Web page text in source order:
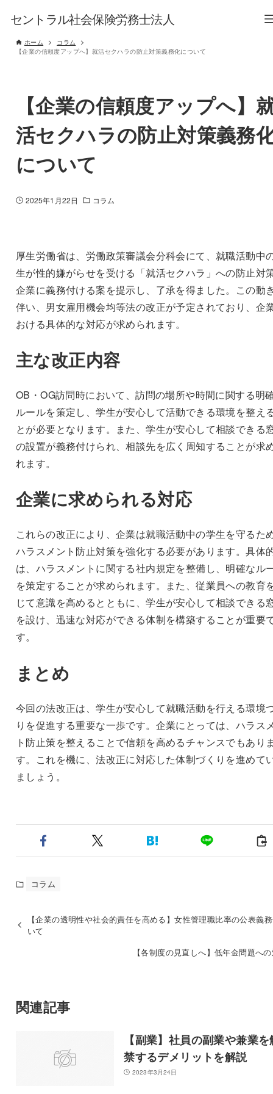
セントラル社会保険労務士法人
ホーム
コラム
【企業の信頼度アップへ】就活セクハラの防止対策義務化について
【企業の信頼度アップへ】
活セクハラの防止対策義務
について
2025年1月22日 コラム
厚生労働省は、労働政策審議会分科会にて、就職活動中
生が性的嫌がらせを受ける「就活セクハラ」への防止対
企業に義務付ける案を提示し、了承を得ました。この動
伴い、男女雇用機会均等法の改正が予定されており、企
おける具体的な対応が求められます。
主な改正内容
OB・OG訪問時において、訪問の場所や時間に関する明
ルールを策定し、学生が安心して活動できる環境を整え
とが必要となります。また、学生が安心して相談できる
の設置が義務付けられ、相談先を広く周知することが求
れます。
企業に求められる対応
これらの改正により、企業は就職活動中の学生を守るた
ハラスメント防止対策を強化する必要があります。具体
は、ハラスメントに関する社内規定を整備し、明確なル
を策定することが求められます。また、従業員への教育
じて意識を高めるとともに、学生が安心して相談できる
を設け、迅速な対応ができる体制を構築することが重要
す。
まとめ
今回の法改正は、学生が安心して就職活動を行える環境
りを促進する重要な一歩です。企業にとっては、ハラス
ト防止策を整えることで信頼を高めるチャンスでもあり
す。これを機に、法改正に対応した体制づくりを進めて
ましょう。
コラム
【企業の透明性や社会的責任を高める】女性管理職比率の公表義
いて
【各制度の見直しへ】低年金問題へ
関連記事
【副業】社員の副業や兼業を
禁するデメリットを解説
2023年3月24日